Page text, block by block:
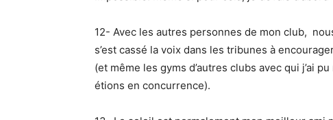
12- Avec les autres personnes de mon club,
s’est cassé la voix dans les tribunes à
(et même les gyms d’autres clubs avec qui j’ai
étions en concurrence).